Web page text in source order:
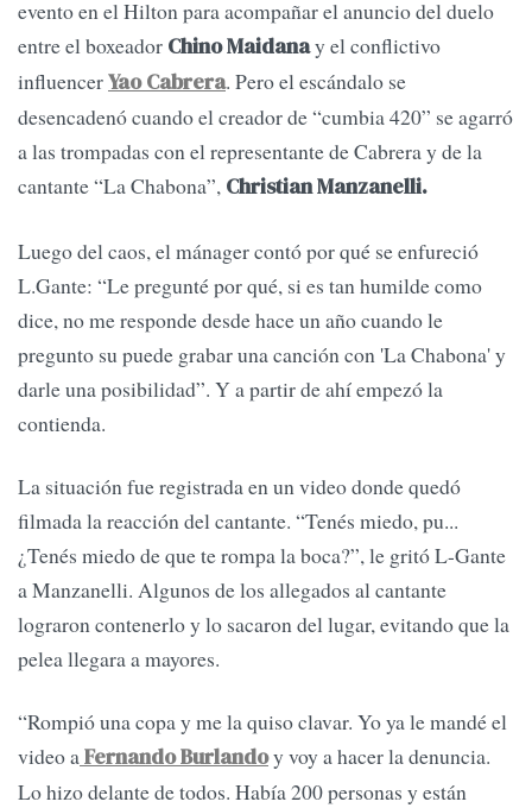
evento en el Hilton para acompañar el anuncio del duelo
entre el boxeador Chino Maidanay el conflictivo
influencerYao Cabrera. Pero el escándalo se
desencadenó cuando el creador de “cumbia 420” se agarró
a las trompadas con el representante de Cabrera y de la
cantante “La Chabona”, Christian Manzanelli.
Luego del caos, el mánager contó por qué se enfureció
L.Gante: “Le pregunté por qué, si es tan humilde como
dice, no me responde desde hace un año cuando le
pregunto su puede grabar una canción con 'La Chabona' y
darle una posibilidad”. Y a partir de ahí empezó la
contienda.
La situación fue registrada en un video donde quedó
filmada la reacción del cantante. “Tenés miedo, pu...
¿Tenés miedo de que te rompa la boca?”, le gritó L-Gante
a Manzanelli. Algunos de los allegados al cantante
lograron contenerlo y lo sacaron del lugar, evitando que la
pelea llegara a mayores.
“Rompió una copa y me la quiso clavar. Yo ya le mandé el
video aFernando Burlandoy voy a hacer la denuncia.
Lo hizo delante de todos. Había 200 personas y están